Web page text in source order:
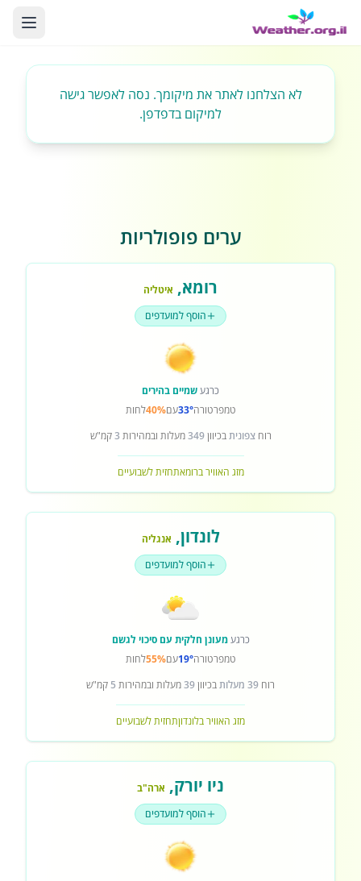
לא הצלחנו לאתר את מיקומך. נסה לאפשר גישה
למיקום בדפדפן.
ערים פופולריות
רומא, איטליה
הוסף למועדפים
כרגעשמיים בהירים
טמפרטורה33°עם40%לחות
רוחצפוניתבכיוון349מעלות ובמהירות 3קמ"ש
מזג האוויר ברומאתחזית לשבועיים
לונדון, אנגליה
הוסף למועדפים
כרגעמעונן חלקית עם סיכוי לגשם
טמפרטורה19°עם55%לחות
רוח 39 מעלות בכיוון39מעלות ובמהירות 5 קמ"ש
מזג האוויר בלונדוןתחזית לשבועיים
ניו יורק, ארה"ב
הוסף למועדפים